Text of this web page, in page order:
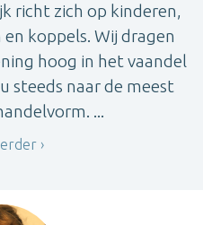
richt zich op kinderen,
koppels. Wij dragen
hoog in het vaandel
steeds naar de meest
...